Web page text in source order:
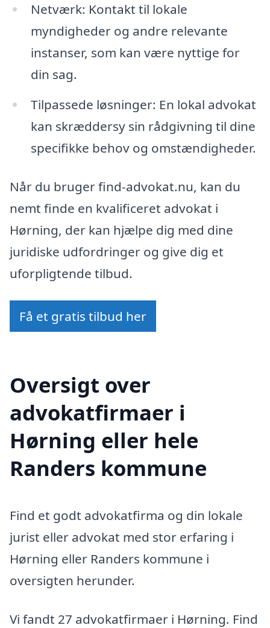
Netværk: Kontakt til lokale
myndigheder og andre relevante
instanser, som kan være nyttige for
din sag.
Tilpassede løsninger: En lokal advokat
kan skræddersy sin rådgivning til dine
specifikke behov og omstændigheder.
Når du bruger find-advokat.nu, kan du
nemt finde en kvalificeret advokat i
Hørning, der kan hjælpe dig med dine
juridiske udfordringer og give dig et
uforpligtende tilbud.
Få et gratis tilbud her
Oversigt over
advokatfirmaer i
Hørning eller hele
Randers kommune
Find et godt advokatfirma og din lokale
jurist eller advokat med stor erfaring i
Hørning eller Randers kommune i
oversigten herunder.
Vi fandt 27 advokatfirmaer i Hørning. Find